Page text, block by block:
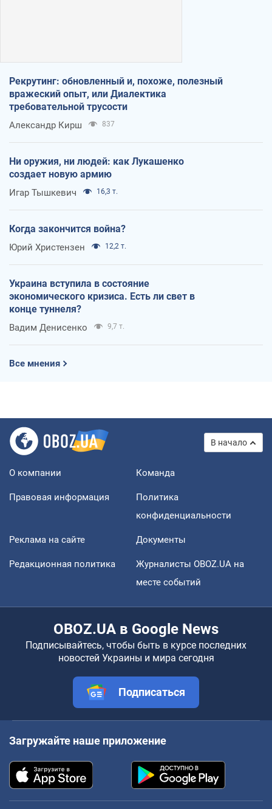
Рекрутинг: обновленный и, похоже, полезный
вражеский опыт, или Диалектика
требовательной трусости
Александр Кирш 837
Ни оружия, ни людей: как Лукашенко
создает новую армию
Игар Тышкевич 16,3 т.
Когда закончится война?
Юрий Христензен 12,2 т.
Украина вступила в состояние
экономического кризиса. Есть ли свет в
конце туннеля?
Вадим Денисенко 9,7 т.
Все мнения
В начало
О компании Команда
Правовая информация
Политика
конфиденциальности
Реклама на сайте Документы
Редакционная политика
Журналисты OBOZ.UA на
месте событий
OBOZ.UA в Google News
Подписывайтесь, чтобы быть в курсе последних
новостей Украины и мира сегодня
Подписаться
Загружайте наше приложение